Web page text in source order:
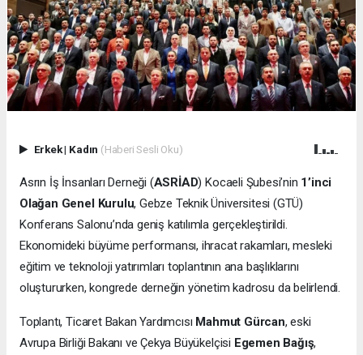
Erkek| Kadın (Haberi Sesli Oku)
Asrın İş İnsanları Derneği (ASRİAD) Kocaeli Şubesi’nin 1’inci
Olağan Genel Kurulu, Gebze Teknik Üniversitesi (GTÜ)
Konferans Salonu’nda geniş katılımla gerçekleştirildi.
Ekonomideki büyüme performansı, ihracat rakamları, mesleki
eğitim ve teknoloji yatırımları toplantının ana başlıklarını
oluştururken, kongrede derneğin yönetim kadrosu da belirlendi.
Toplantı, Ticaret Bakan Yardımcısı Mahmut Gürcan, eski
Avrupa Birliği Bakanı ve Çekya Büyükelçisi Egemen Bağış,